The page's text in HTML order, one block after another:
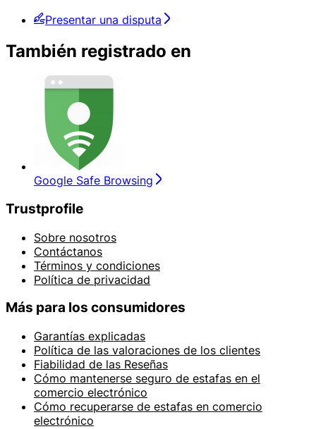
Presentar una disputa
También registrado en
Google Safe Browsing
Trustprofile
Sobre nosotros
Contáctanos
Términos y condiciones
Política de privacidad
Más para los consumidores
Garantías explicadas
Política de las valoraciones de los clientes
Fiabilidad de las Reseñas
Cómo mantenerse seguro de estafas en el
comercio electrónico
Cómo recuperarse de estafas en comercio
electrónico